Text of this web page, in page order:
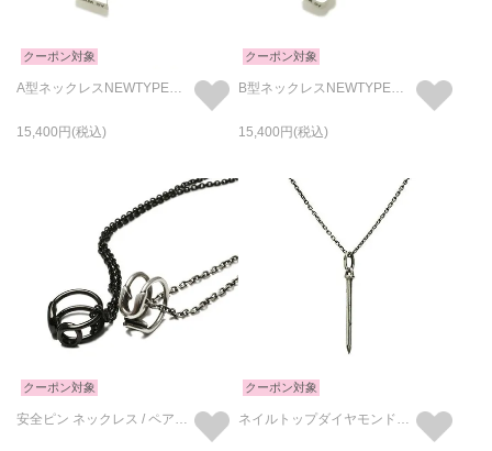
クーポン対象
A型ネックレスNEWTYPE（血液型）-シルバー
15,400
クーポン対象
B型ネックレスNEWTYPE（血液型）-シルバー
15,400
クーポン対象
安全ピン ネックレス / ペアネックレス
クーポン対象
ネイルトップダイヤモンドネックレスS-シルバー925